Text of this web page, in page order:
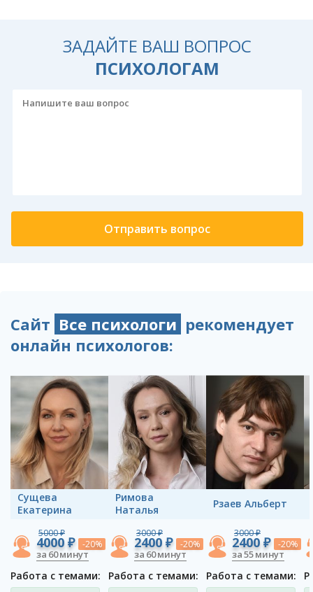
ЗАДАЙТЕ ВАШ ВОПРОС
ПСИХОЛОГАМ
Сайт Все психологи рекомендует
онлайн психологов:
Сущева
Екатерина
5000 ₽
4000 ₽ -20%
за 60 минут
Работа с темами:
Римова
Наталья
3000 ₽
2400 ₽ -20%
за 60 минут
Работа с темами:
Рзаев Альберт
3000 ₽
2400 ₽ -20%
за 55 минут
Работа с темами: